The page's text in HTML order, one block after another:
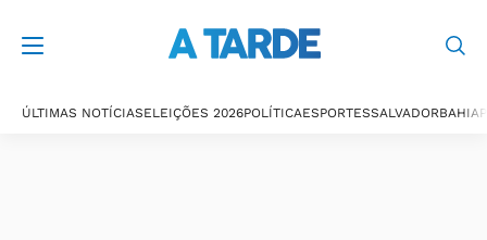
ÚLTIMAS NOTÍCIASELEIÇÕES 2026POLÍTICAESPORTESSALVADORBAHIA